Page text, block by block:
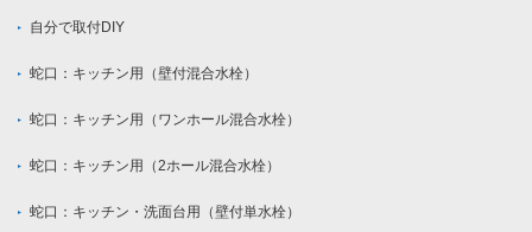
自分で取付DIY
蛇口：キッチン用（壁付混合水栓）
蛇口：キッチン用（ワンホール混合水栓）
蛇口：キッチン用（2ホール混合水栓）
蛇口：キッチン・洗面台用（壁付単水栓）